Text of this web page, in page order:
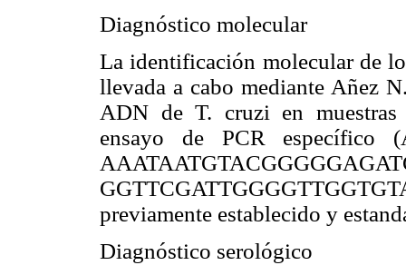
Diagnóstico molecular
La identificación molecular de
llevada a cabo mediante Añez
ADN de T. cruzi en
ensayo de PCR específico
previamente establecido y
Diagnóstico serológico